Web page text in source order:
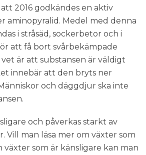
2016 godkändes en aktiv
aminopyralid. Medel med denna
i stråsäd, sockerbetor och i
att få bort svårbekämpade
vet är att substansen är väldigt
innebär att den bryts ner
och däggdjur ska inte
och påverkas starkt av
Vill man läsa mer om växter som
växter som är känsligare kan man